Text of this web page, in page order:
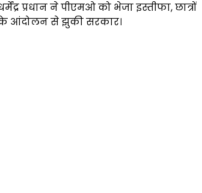
प्रधान ने पीएमओ को भेजा इस्तीफा, छात्रों
आंदोलन से झुकी सरकार।